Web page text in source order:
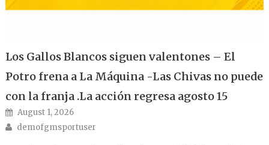
Los Gallos Blancos siguen valentones – El
Potro frena a La Máquina -Las Chivas no puede
con la franja .La acción regresa agosto 15
Posted on
August 1, 2026
Author
demofgmsportuser